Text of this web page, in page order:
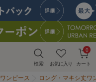
検索 お気に入り カート
0
ワンピース ロング・マキシ丈ワ